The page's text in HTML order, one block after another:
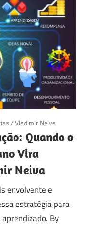
/Vladimir Neiva
Quando o
Vira
Neiva
envolvente e
estratégia para
By